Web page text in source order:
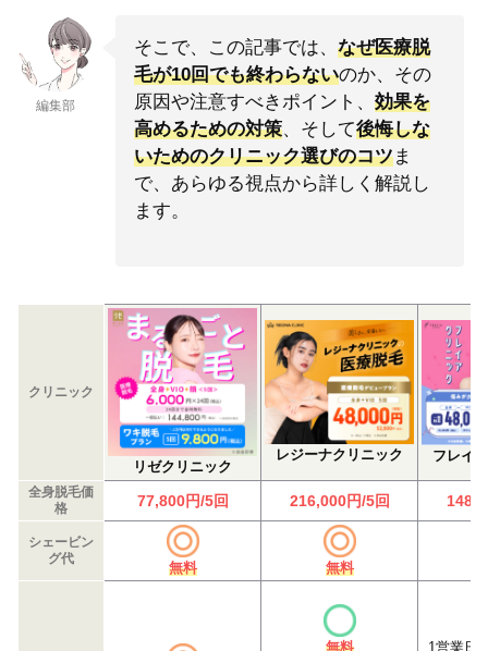
編集部
そこで、この記事では、 なぜ医療脱
毛が10回でも終わらないのか、その
原因や注意すべきポイント、 効果を
高めるための対策、そして後悔しな
いためのクリニック選びのコツま
で、あらゆる視点から詳しく解説し
ます。
クリニック
リゼクリニック
レジーナクリニック フレイ
全身脱毛価
格
77,800円/5回 216,000円/5回
シェービン
グ代
無料 無料
無料
1営業日